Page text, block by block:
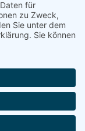
Datenschutz
-